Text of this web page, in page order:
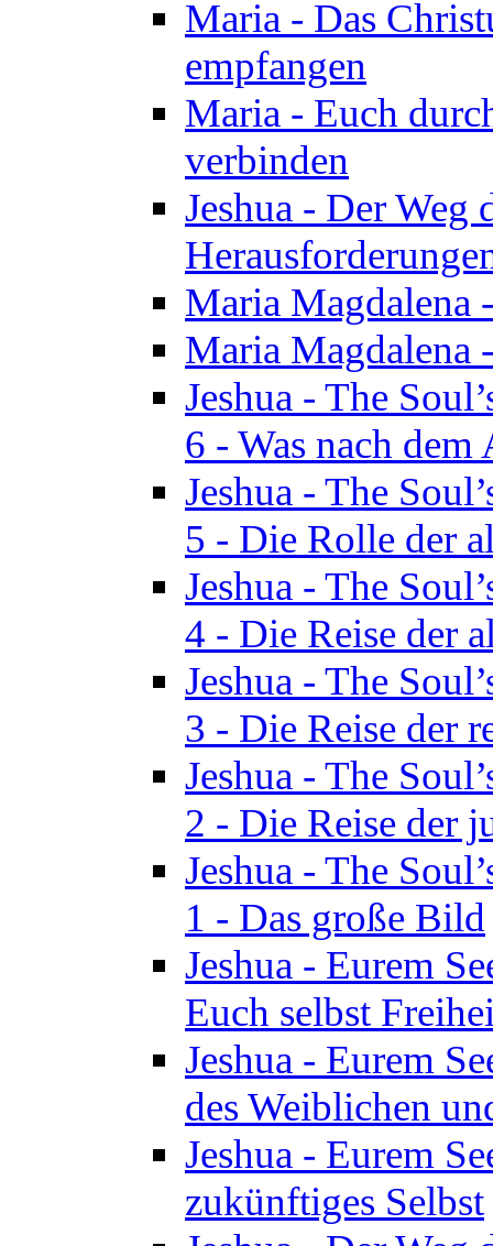
Maria - Das
empfangen
Maria - Euch
verbinden
Jeshua - Der Weg
Maria Magdalena
Maria Magdalena
Jeshua - The
6 - Was nach
Jeshua - The
5 - Die Rolle der
Jeshua - The
4 - Die Reise der
Jeshua - The
3 - Die Reise der
Jeshua - The
2 - Die Reise der
Jeshua - The
1 - Das große Bild
Jeshua - Eurem
Euch selbst
Jeshua - Eurem
des Weiblichen
Jeshua - Eurem
zukünftiges Selbst